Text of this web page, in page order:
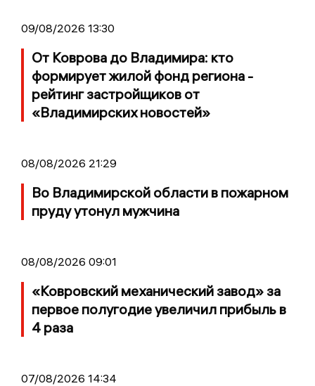
09/08/2026 13:30
От Коврова до Владимира: кто
формирует жилой фонд региона -
рейтинг застройщиков от
«Владимирских новостей»
08/08/2026 21:29
Во Владимирской области в пожарном
пруду утонул мужчина
08/08/2026 09:01
«Ковровский механический завод» за
первое полугодие увеличил прибыль в
4 раза
07/08/2026 14:34